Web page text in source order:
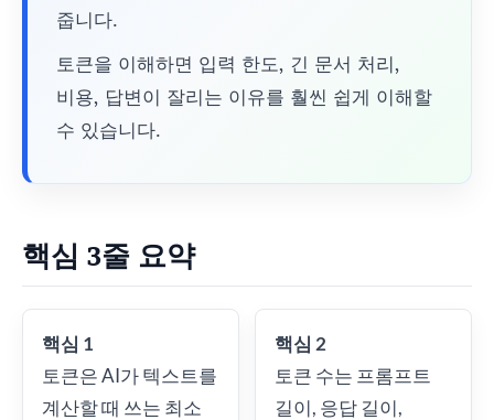
줍니다.
토큰을 이해하면 입력 한도, 긴 문서 처리,
비용, 답변이 잘리는 이유를 훨씬 쉽게 이해할
수 있습니다.
핵심 3줄 요약
핵심 1
토큰은 AI가 텍스트를
계산할 때 쓰는 최소
핵심 2
토큰 수는 프롬프트
길이, 응답 길이,